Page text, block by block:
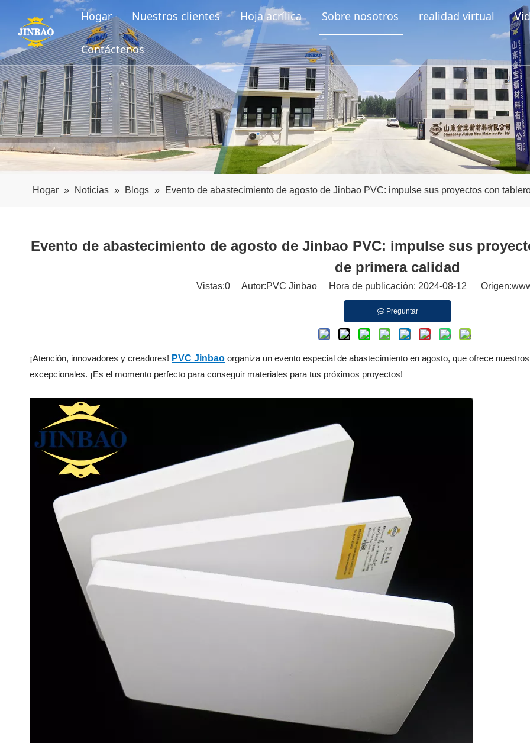
Hogar Nuestros clientes Hoja acrílica Sobre nosotros realidad virtual
Contáctenos
Hogar » Noticias » Blogs » Evento de abastecimiento de agosto de Jinbao PVC: impulse sus proyectos con
Evento de abastecimiento de agosto de Jinbao PVC: impulse sus
de primera calidad
Vistas:0 Autor:PVC Jinbao Hora de publicación: 2024-08-12 Origen:
Preguntar
¡Atención, innovadores y creadores! PVC Jinbao organiza un evento especial de abastecimiento en agosto, que ofrece
excepcionales. ¡Es el momento perfecto para conseguir materiales para tus próximos proyectos!